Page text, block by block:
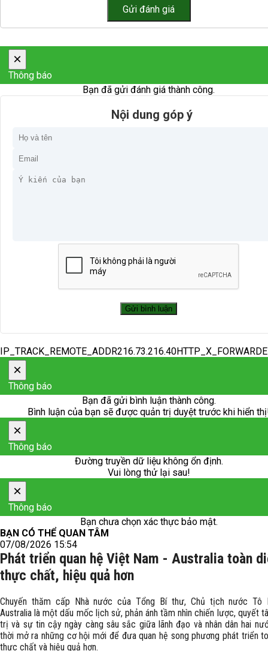
×
Thông báo
Bạn đã gửi đánh giá thành công.
Nội dung góp ý
×
Thông báo
Bạn đã gửi bình luận thành công.
Bình luận của bạn sẽ được quản trị duyệt trước khi hiển
×
Thông báo
Đường truyền dữ liệu không ổn định.
Vui lòng thử lại sau!
×
Thông báo
Bạn chưa chọn xác thực bảo mật.
BẠN CÓ THỂ QUAN TÂM
07/08/2026 15:54
Phát triển quan hệ Việt Nam - Australia toàn
thực chất, hiệu quả hơn
Chuyến thăm cấp Nhà nước của Tổng Bí thư, Chủ tịch nước Tô
Australia là một dấu mốc lịch sử, phản ánh tầm nhìn chiến lược, quyết
trị và sự tin cậy ngày càng sâu sắc giữa lãnh đạo và nhân dân hai
thời mở ra những cơ hội mới để đưa quan hệ song phương phát triển
thực chất và hiệu quả hơn.